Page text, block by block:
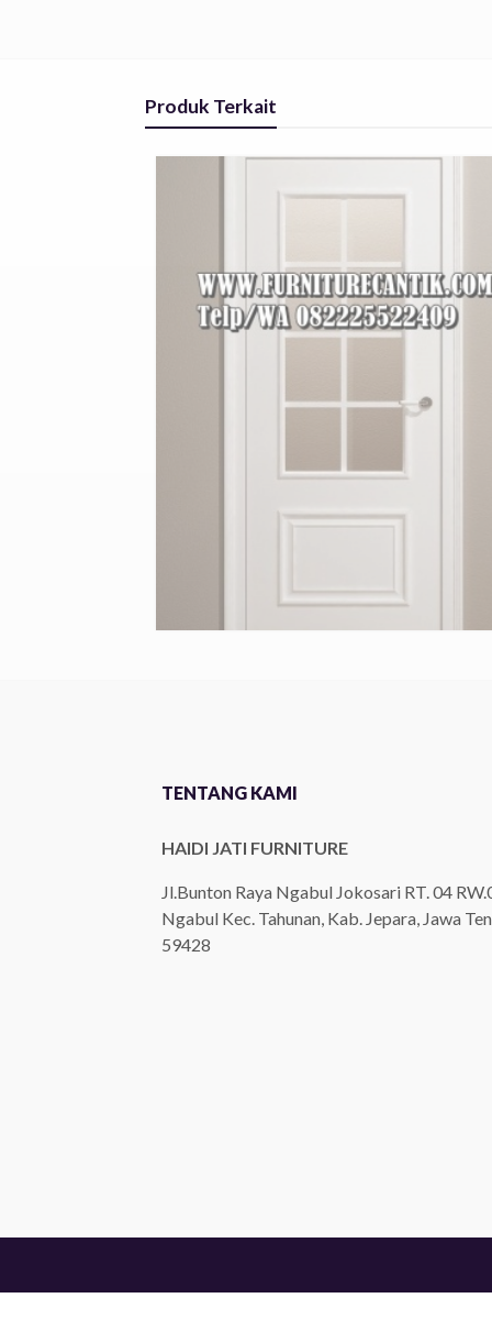
Produk Terkait
TENTANG KAMI
HAIDI JATI FURNITURE
Jl.Bunton Raya Ngabul Jokosari RT. 04
Ngabul Kec. Tahunan, Kab. Jepara, Jawa
59428